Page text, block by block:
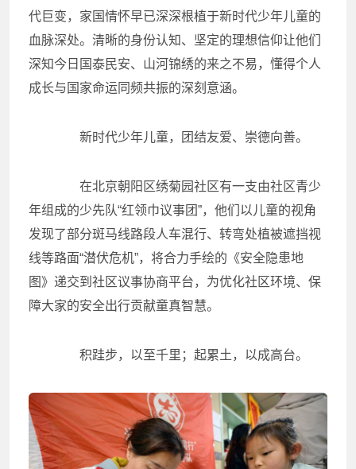
代巨变，家国情怀早已深深根植于新时代少年儿童的
血脉深处。清晰的身份认知、坚定的理想信仰让他们
深知今日国泰民安、山河锦绣的来之不易，懂得个人
成长与国家命运同频共振的深刻意涵。
新时代少年儿童，团结友爱、崇德向善。
在北京朝阳区绣菊园社区有一支由社区青少
年组成的少先队“红领巾议事团”，他们以儿童的视角
发现了部分斑马线路段人车混行、转弯处植被遮挡视
线等路面“潜伏危机”，将合力手绘的《安全隐患地
图》递交到社区议事协商平台，为优化社区环境、保
障大家的安全出行贡献童真智慧。
积跬步，以至千里；起累土，以成高台。